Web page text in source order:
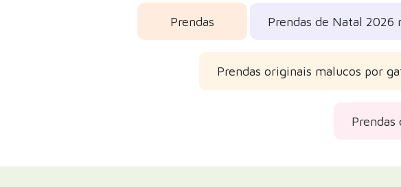
Prendas Prendas de Natal 2026
Prendas originais malucos por